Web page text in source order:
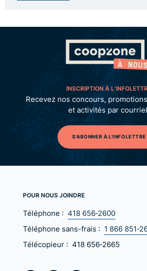
INSCRIPTION À
Recevez nos concours,
et activités par
S'ABONNER À L'INFOLETTRE
POUR NOUS JOINDRE
Téléphone : 418 656‑2600
Téléphone sans-frais : 1 866
Télécopieur : 418 656‑2665